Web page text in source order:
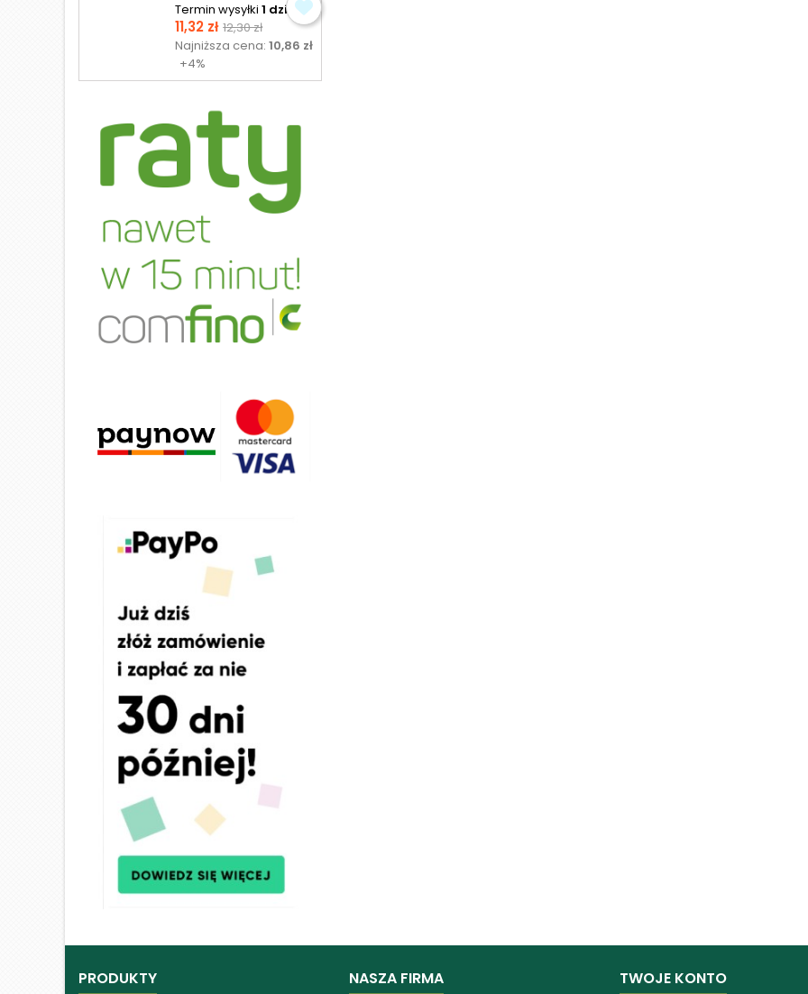
Termin wysyłki 1 dzień
Cena
11,32 zł Cena
podstawowa
12,30 zł
Najniższa cena:10,86 zł
+4%
PRODUKTY NASZA FIRMA TWOJE KONTO